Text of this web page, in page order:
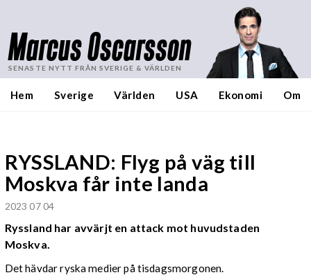
Marcus Oscarsson
SENASTE NYTT FRÅN SVERIGE & VÄRLDEN
Hem Sverige Världen USA Ekonomi Om
RYSSLAND: Flyg på väg till
Moskva får inte landa
2023 07 04
Ryssland har avvärjt en attack mot huvudstaden
Moskva.
Det hävdar ryska medier på tisdagsmorgonen.